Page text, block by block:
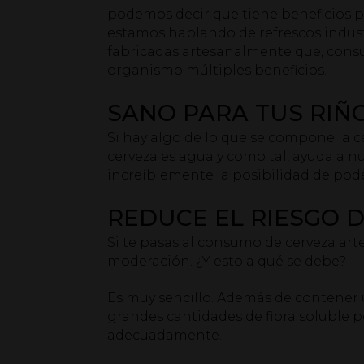
podemos decir que tiene beneficios
estamos hablando de refrescos
fabricadas artesanalmente que,
organismo múltiples beneficios.
SANO PARA TUS
Si hay algo de lo que se compone la
cerveza es agua y como tal, ayuda a
increíblemente la posibilidad de
REDUCE EL RIESGO
Si te pasas al consumo de cerveza
moderación. ¿Y esto a qué se debe?
Es muy sencillo. Además de
grandes cantidades de fibra soluble
adecuadamente.